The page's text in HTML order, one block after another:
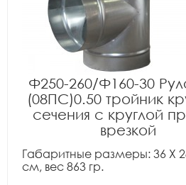
Ф250-260/Ф160-30
(08ПС)0.50 тройник
сечения с круглой
врезкой
Габаритные размеры: 36 X
см, вес 863 гр.